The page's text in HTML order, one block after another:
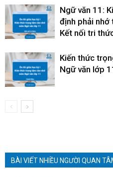
Ngữ văn 11:
định phải nhớ
Kết nối tri
Kiến thức
Ngữ văn lớp
BÀI VIẾT NHIỀU NGƯỜI QUAN